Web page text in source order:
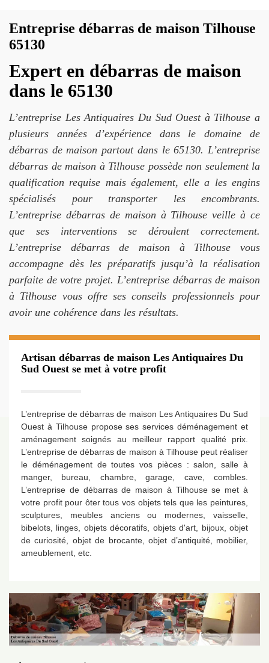
Entreprise débarras de maison Tilhouse
65130
Expert en débarras de maison
dans le 65130
L’entreprise Les Antiquaires Du Sud Ouest à Tilhouse a
plusieurs années d’expérience dans le domaine de
débarras de maison partout dans le 65130. L’entreprise
débarras de maison à Tilhouse possède non seulement la
qualification requise mais également, elle a les engins
spécialisés pour transporter les encombrants.
L’entreprise débarras de maison à Tilhouse veille à ce
que ses interventions se déroulent correctement.
L’entreprise débarras de maison à Tilhouse vous
accompagne dès les préparatifs jusqu’à la réalisation
parfaite de votre projet. L’entreprise débarras de maison
à Tilhouse vous offre ses conseils professionnels pour
avoir une cohérence dans les résultats.
Artisan débarras de maison Les Antiquaires Du
Sud Ouest se met à votre profit
L’entreprise de débarras de maison Les Antiquaires Du Sud
Ouest à Tilhouse propose ses services déménagement et
aménagement soignés au meilleur rapport qualité prix.
L’entreprise de débarras de maison à Tilhouse peut réaliser
le déménagement de toutes vos pièces : salon, salle à
manger, bureau, chambre, garage, cave, combles.
L’entreprise de débarras de maison à Tilhouse se met à
votre profit pour ôter tous vos objets tels que les peintures,
sculptures, meubles anciens ou modernes, vaisselle,
bibelots, linges, objets décoratifs, objets d'art, bijoux, objet
de curiosité, objet de brocante, objet d’antiquité, mobilier,
ameublement, etc.